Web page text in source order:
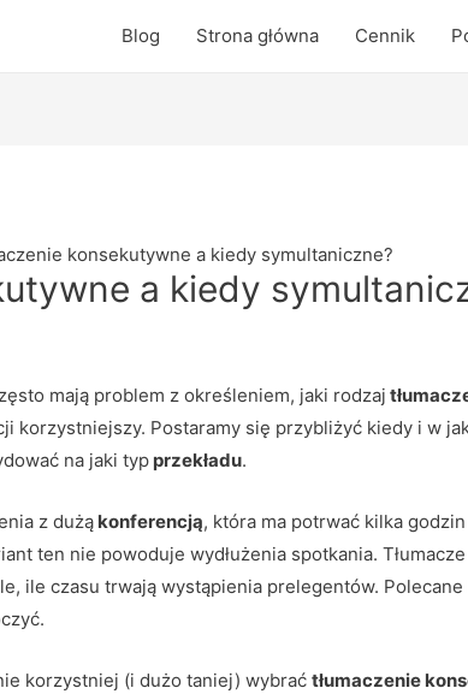
Blog Strona główna Cennik
konsekutywne a kiedy symultaniczne?
a kiedy
mają problem z określeniem, jaki rodzaj
korzystniejszy. Postaramy się przybliżyć kiedy i w
na jaki typprzekładu.
z dużąkonferencją, która ma potrwać kilka
ten nie powoduje wydłużenia spotkania. Tłumacze
ile czasu trwają wystąpienia prelegentów.
korzystniej (i dużo taniej) wybraćtłumaczenie